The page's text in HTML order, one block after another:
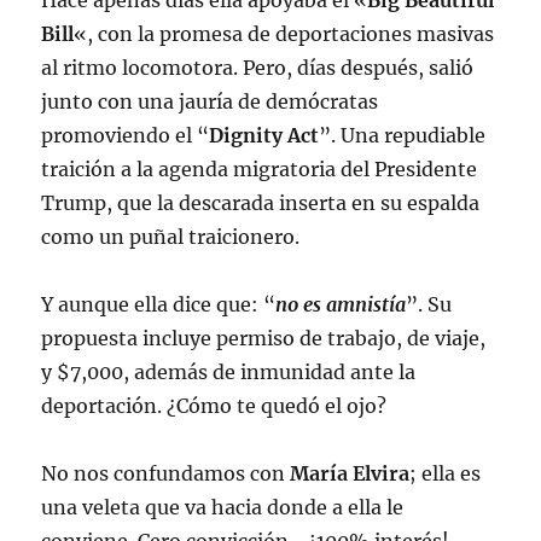
Bill«, con la promesa de deportaciones masivas
al ritmo locomotora. Pero, días después, salió
junto con una jauría de demócratas
promoviendo el “Dignity Act”. Una repudiable
traición a la agenda migratoria del Presidente
Trump, que la descarada inserta en su espalda
como un puñal traicionero.
Y aunque ella dice que: “no es amnistía”. Su
propuesta incluye permiso de trabajo, de viaje,
y $7,000, además de inmunidad ante la
deportación. ¿Cómo te quedó el ojo?
No nos confundamos conMaría Elvira; ella es
una veleta que va hacia donde a ella le